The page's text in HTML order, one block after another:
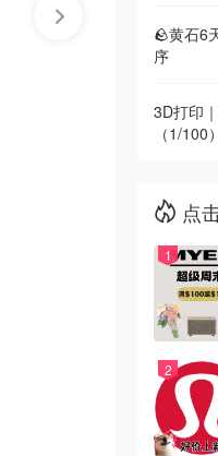
🪨黄石6
序
3D打印
（1/100）
点